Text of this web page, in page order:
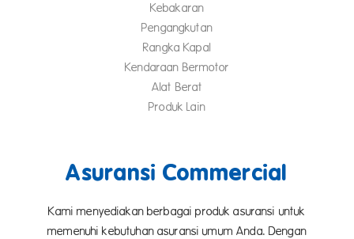
Kebakaran
Pengangkutan
Rangka Kapal
Kendaraan Bermotor
Alat Berat
Produk Lain
Asuransi Commercial
Kami menyediakan berbagai produk asuransi untuk
memenuhi kebutuhan asuransi umum Anda. Dengan